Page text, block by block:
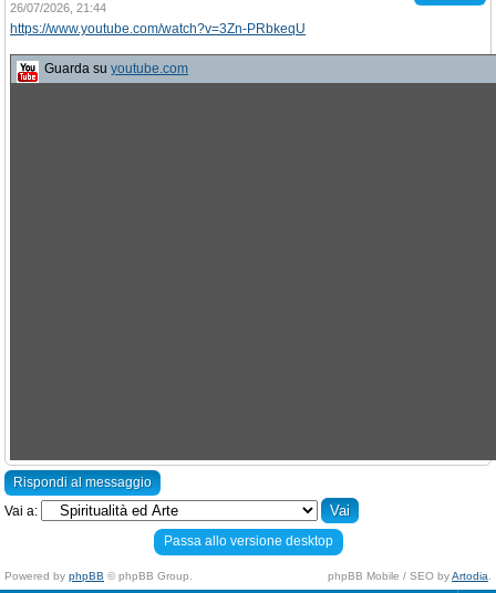
26/07/2026, 21:44
https://www.youtube.com/watch?v=3Zn-PRbkeqU
Guarda su youtube.com
Rispondi al messaggio
Vai a:
Passa allo versione desktop
Powered by phpBB © phpBB Group. phpBB Mobile / SEO byArtodia